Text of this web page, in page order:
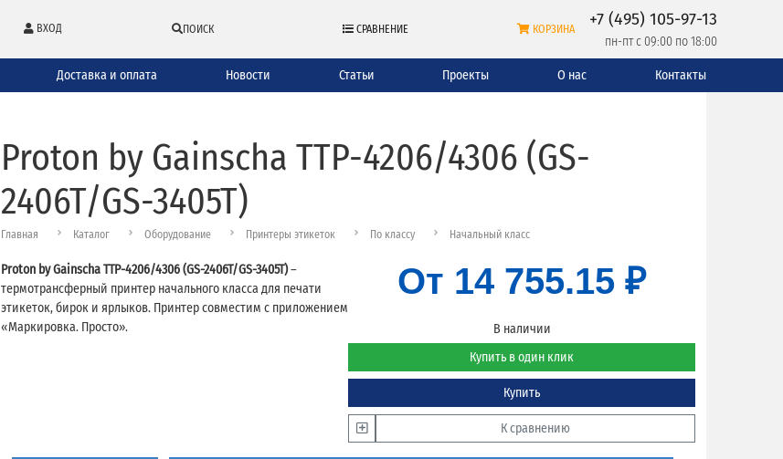
ВХОД ПОИСК СРАВНЕНИЕ КОРЗИНА +7 (495) 105-97-13
пн-пт с 09:00 по 18:00
Доставка и оплата Новости Статьи Проекты О нас Контакты
Proton by Gainscha TTP-4206/4306 (GS-
2406T/GS-3405T)
Главная Каталог Оборудование Принтеры этикеток По классу Начальный класс
Proton by Gainscha TTP-4206/4306 (GS-2406T/GS-3405T)–
термотрансферный принтер начального класса для печати
этикеток, бирок и ярлыков. Принтер совместим с приложением
«Маркировка. Просто».
От 14 755.15 ₽
В наличии
Купить в один клик
Купить
К сравнению